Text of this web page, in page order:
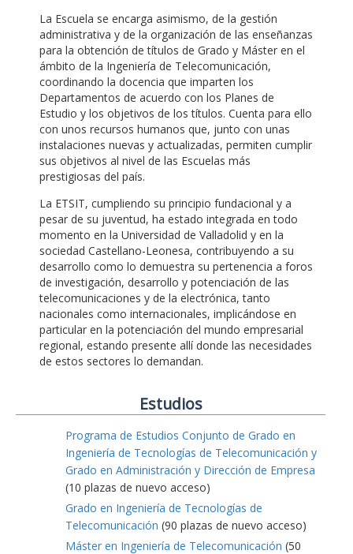
La Escuela se encarga asimismo, de la gestión
administrativa y de la organización de las enseñanzas
para la obtención de títulos de Grado y Máster en el
ámbito de la Ingeniería de Telecomunicación,
coordinando la docencia que imparten los
Departamentos de acuerdo con los Planes de
Estudio y los objetivos de los títulos. Cuenta para ello
con unos recursos humanos que, junto con unas
instalaciones nuevas y actualizadas, permiten cumplir
sus objetivos al nivel de las Escuelas más
prestigiosas del país.
La ETSIT, cumpliendo su principio fundacional y a
pesar de su juventud, ha estado integrada en todo
momento en la Universidad de Valladolid y en la
sociedad Castellano-Leonesa, contribuyendo a su
desarrollo como lo demuestra su pertenencia a foros
de investigación, desarrollo y potenciación de las
telecomunicaciones y de la electrónica, tanto
nacionales como internacionales, implicándose en
particular en la potenciación del mundo empresarial
regional, estando presente allí donde las necesidades
de estos sectores lo demandan.
Estudios
Programa de Estudios Conjunto de Grado en
Ingeniería de Tecnologías de Telecomunicación y
Grado en Administración y Dirección de Empresa
(10 plazas de nuevo acceso)
Grado en Ingeniería de Tecnologías de
Telecomunicación (90 plazas de nuevo acceso)
Máster en Ingeniería de Telecomunicación (50